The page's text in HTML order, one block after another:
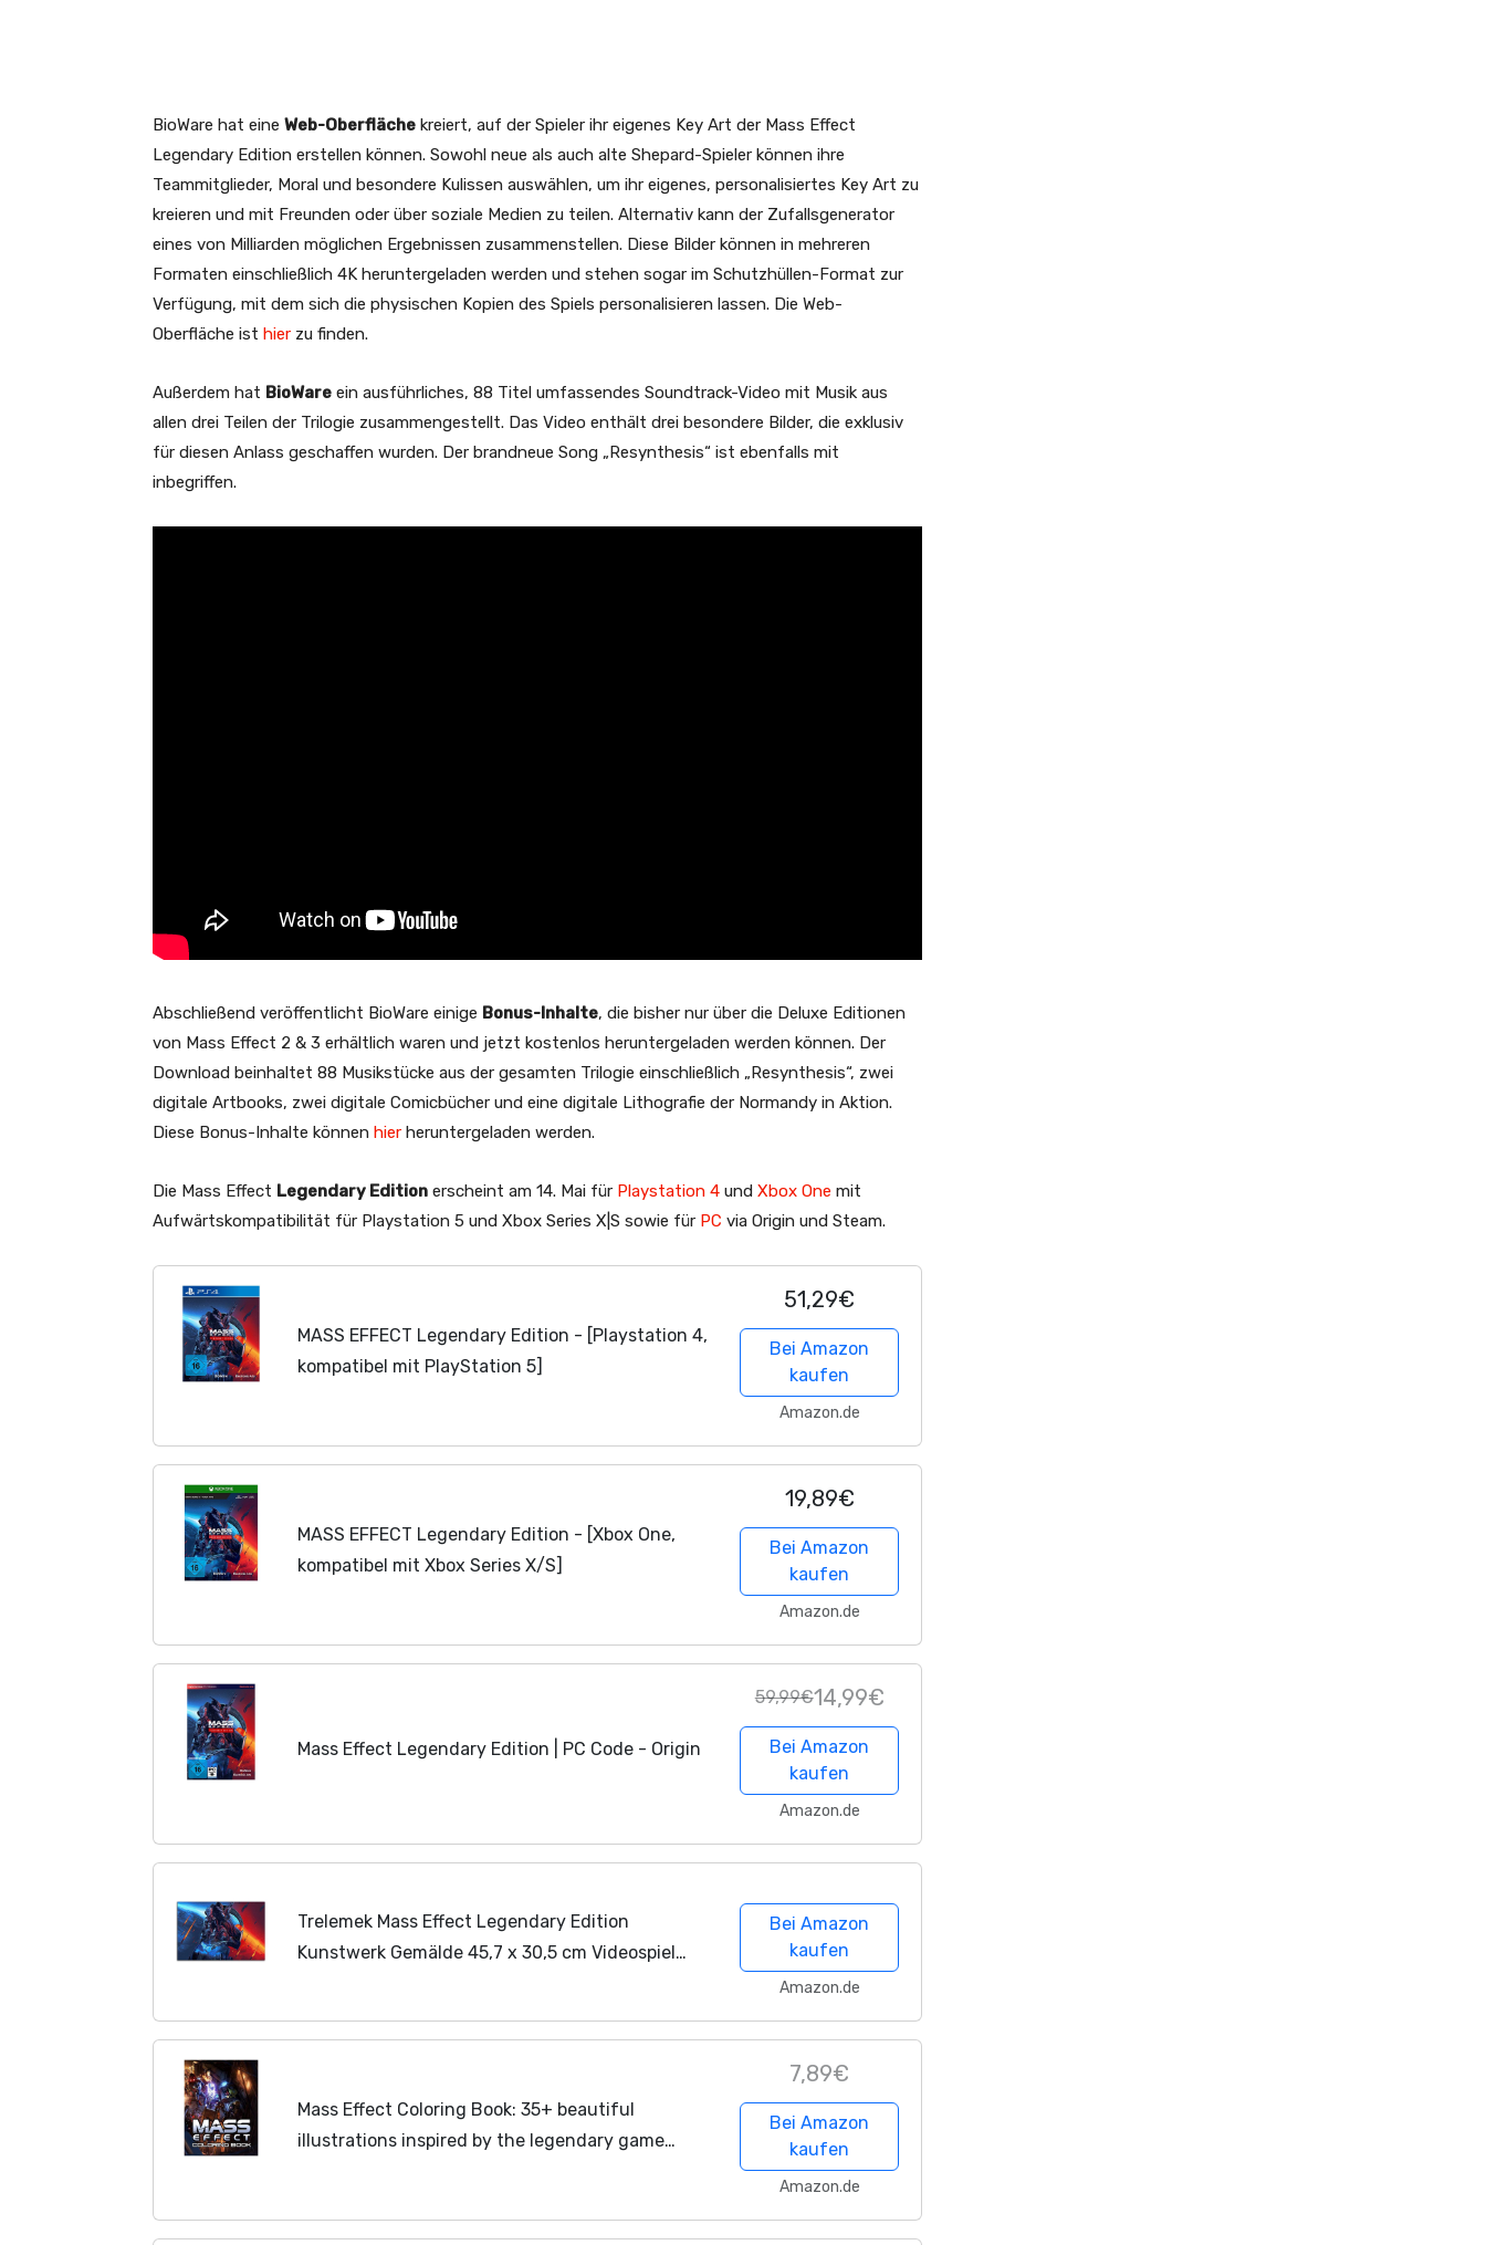
BioWare hat eine Web-Oberfläche kreiert, auf der Spieler ihr eigenes Key Art der Mass Effect
Legendary Edition erstellen können. Sowohl neue als auch alte Shepard-Spieler können ihre
Teammitglieder, Moral und besondere Kulissen auswählen, um ihr eigenes, personalisiertes Key Art zu
kreieren und mit Freunden oder über soziale Medien zu teilen. Alternativ kann der Zufallsgenerator
eines von Milliarden möglichen Ergebnissen zusammenstellen. Diese Bilder können in mehreren
Formaten einschließlich 4K heruntergeladen werden und stehen sogar im Schutzhüllen-Format zur
Verfügung, mit dem sich die physischen Kopien des Spiels personalisieren lassen. Die Web-
Oberfläche ist hier zu finden.
Außerdem hat BioWare ein ausführliches, 88 Titel umfassendes Soundtrack-Video mit Musik aus
allen drei Teilen der Trilogie zusammengestellt. Das Video enthält drei besondere Bilder, die exklusiv
für diesen Anlass geschaffen wurden. Der brandneue Song „Resynthesis“ ist ebenfalls mit
inbegriffen.
Abschließend veröffentlicht BioWare einige Bonus-Inhalte, die bisher nur über die Deluxe Editionen
von Mass Effect 2 & 3 erhältlich waren und jetzt kostenlos heruntergeladen werden können. Der
Download beinhaltet 88 Musikstücke aus der gesamten Trilogie einschließlich „Resynthesis“, zwei
digitale Artbooks, zwei digitale Comicbücher und eine digitale Lithografie der Normandy in Aktion.
Diese Bonus-Inhalte können hier heruntergeladen werden.
Die Mass Effect Legendary Edition erscheint am 14. Mai für Playstation 4 und Xbox One mit
Aufwärtskompatibilität für Playstation 5 und Xbox Series X|S sowie für PC via Origin und Steam.
MASS EFFECT Legendary Edition - [Playstation 4,
kompatibel mit PlayStation 5]
51,29€
Bei Amazon
kaufen
Amazon.de
MASS EFFECT Legendary Edition - [Xbox One,
kompatibel mit Xbox Series X/S]
19,89€
Bei Amazon
kaufen
Amazon.de
Mass Effect Legendary Edition | PC Code - Origin
59,99€14,99€
Bei Amazon
kaufen
Amazon.de
Trelemek Mass Effect Legendary Edition
Kunstwerk Gemälde 45,7 x 30,5 cm Videospiel
Bei Amazon
kaufen
Amazon.de
Mass Effect Coloring Book: 35+ beautiful
illustrations inspired by the legendary game
7,89€
Bei Amazon
kaufen
Amazon.de